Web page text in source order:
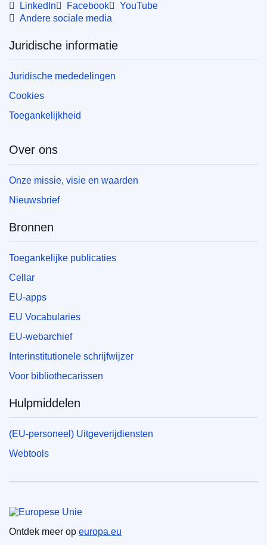
EDITION : 439841a9-ee2f-11ef-b5e9-01aa75ed71a1
LinkedIn Facebook
YouTube
Andere sociale media
Juridische informatie
Juridische mededelingen
Cookies
Toegankelijkheid
Over ons
Onze missie, visie en waarden
Nieuwsbrief
Bronnen
Toegankelijke publicaties
Cellar
EU-apps
EU Vocabularies
EU-webarchief
Interinstitutionele schrijfwijzer
Voor bibliothecarissen
Hulpmiddelen
(EU-personeel) Uitgeverijdiensten
Webtools
Europese Unie
Ontdek meer op europa.eu